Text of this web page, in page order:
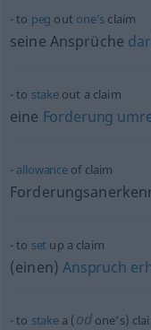
to peg out one’s claim
seine Ansprüche
to stake out a claim
eine Forderung
allowance of claim
to set up a claim
(einen)Anspruch
to stake a (odone’s)